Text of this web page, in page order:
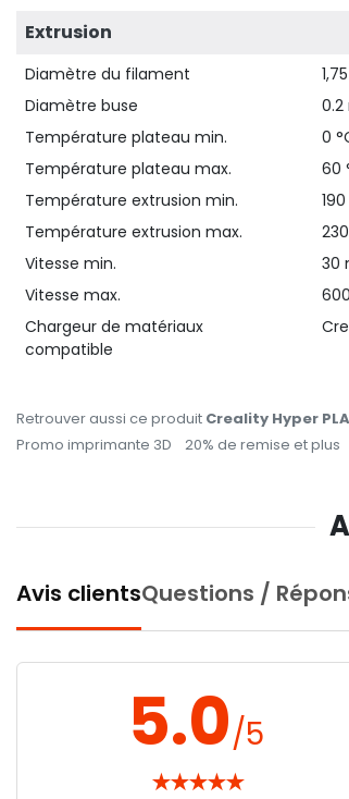
Extrusion
Diamètre du filament
Diamètre buse
Température plateau min.
0
Température plateau max.
60
Température extrusion min.
Température extrusion max.
Vitesse min.
30
Vitesse max.
Chargeur de matériaux
compatible
Retrouver aussi ce produit Creality Hyper
Promo imprimante 3D
20% de remise et plus
Avis clientsQuestions /
5.0/5
★★★★★